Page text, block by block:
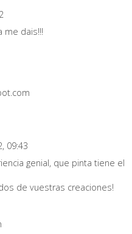
me dais!!!
09:43
genial, que pinta tiene el
de vuestras creaciones!